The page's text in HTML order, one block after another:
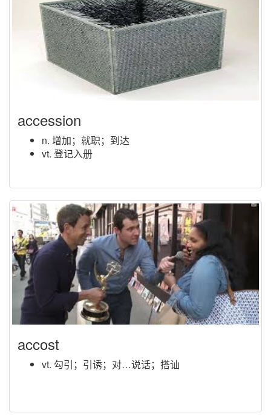
accession
n. 增加；就职；到达
vt. 登记入册
accost
vt. 勾引；引诱；对…说话；搭讪